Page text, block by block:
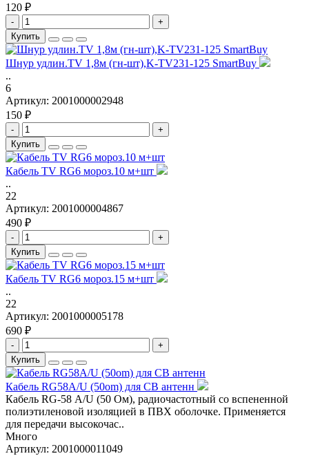
120 ₽
-
+
Купить
Шнур удлин.TV 1,8м (гн-шт),K-TV231-125 SmartBuy
..
6
Артикул: 2001000002948
150 ₽
-
+
Купить
Кабель TV RG6 мороз.10 м+шт
..
22
Артикул: 2001000004867
490 ₽
-
+
Купить
Кабель TV RG6 мороз.15 м+шт
..
22
Артикул: 2001000005178
690 ₽
-
+
Купить
Кабель RG58A/U (50om) для СВ антенн
Кабель RG-58 А/U (50 Ом), радиочастотный со вспененной
полиэтиленовой изоляцией в ПВХ оболочке. Применяется
для передачи высокочас..
Много
Артикул: 2001000011049